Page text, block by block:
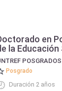
en
la Educación
Posgrado
Duración 2 años